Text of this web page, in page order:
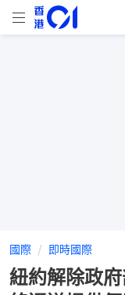
國際 即時國際
紐約解除政